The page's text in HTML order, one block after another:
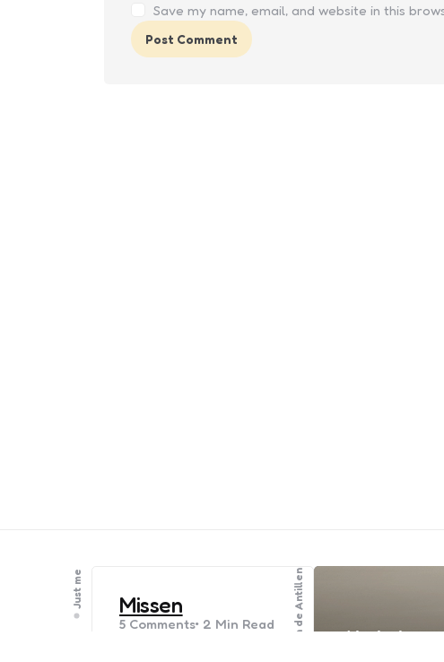
Save my name, email, and website in this
Just me Missen
5 Comments 2 Min Read
Aruba en de Antillen
Als je